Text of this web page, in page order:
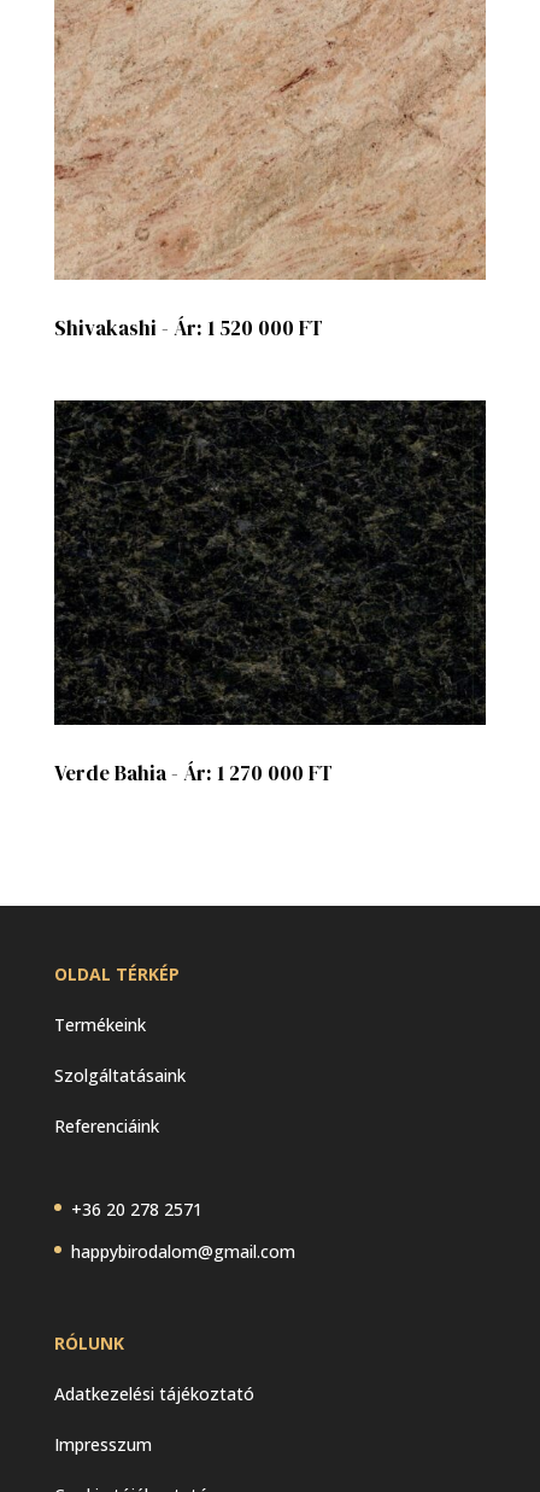
Shivakashi - Ár: 1 520 000 FT
Verde Bahia - Ár: 1 270 000 FT
OLDAL TÉRKÉP
Termékeink
Szolgáltatásaink
Referenciáink
+36 20 278 2571
happybirodalom@gmail.com
RÓLUNK
Adatkezelési tájékoztató
Impresszum